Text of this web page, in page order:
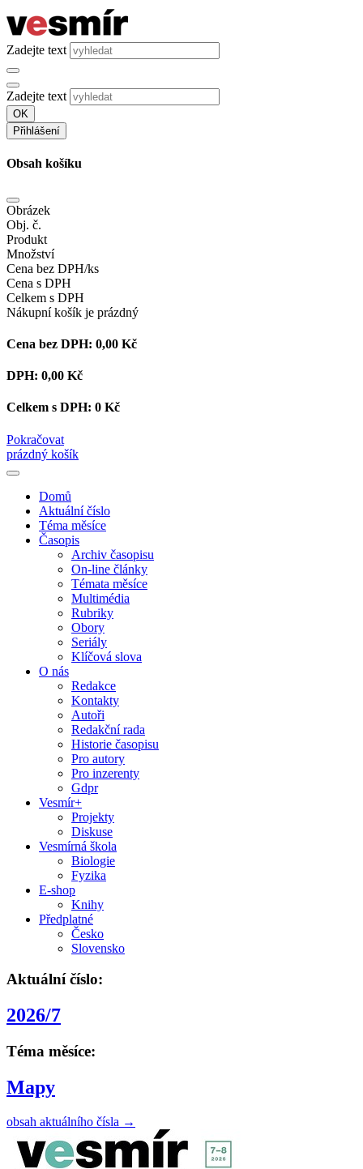
Zadejte text
Zadejte text
OK
Přihlášení
Obsah košíku
Obrázek
Obj. č.
Produkt
Množství
Cena bez DPH/ks
Cena s DPH
Celkem s DPH
Nákupní košík je prázdný
Cena bez DPH: 0,00 Kč
DPH: 0,00 Kč
Celkem s DPH: 0 Kč
Pokračovat
prázdný košík
Domů
Aktuální číslo
Téma měsíce
Časopis
Archiv časopisu
On-line články
Témata měsíce
Multimédia
Rubriky
Obory
Seriály
Klíčová slova
O nás
Redakce
Kontakty
Autoři
Redakční rada
Historie časopisu
Pro autory
Pro inzerenty
Gdpr
Vesmír+
Projekty
Diskuse
Vesmírná škola
Biologie
Fyzika
E-shop
Knihy
Předplatné
Česko
Slovensko
Aktuální číslo:
2026/7
Téma měsíce:
Mapy
obsah aktuálního čísla →